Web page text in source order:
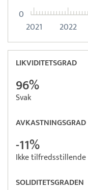
2021 2022
0
LIKVIDITETSGRAD
96%
Svak
AVKASTNINGSGRAD
-11%
Ikke tilfredsstillende
SOLIDITETSGRADEN